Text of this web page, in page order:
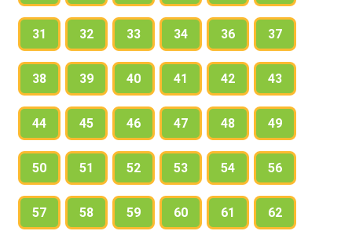
31 32 33 34 36 37
38 39 40 41 42 43
44 45 46 47 48 49
50 51 52 53 54 56
57 58 59 60 61 62